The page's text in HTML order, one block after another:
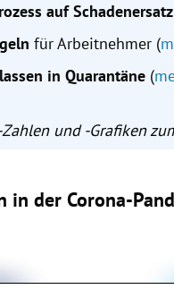
auf
für Arbeitnehmer (
in Quarantäne (
und -Grafiken
in der Corona-